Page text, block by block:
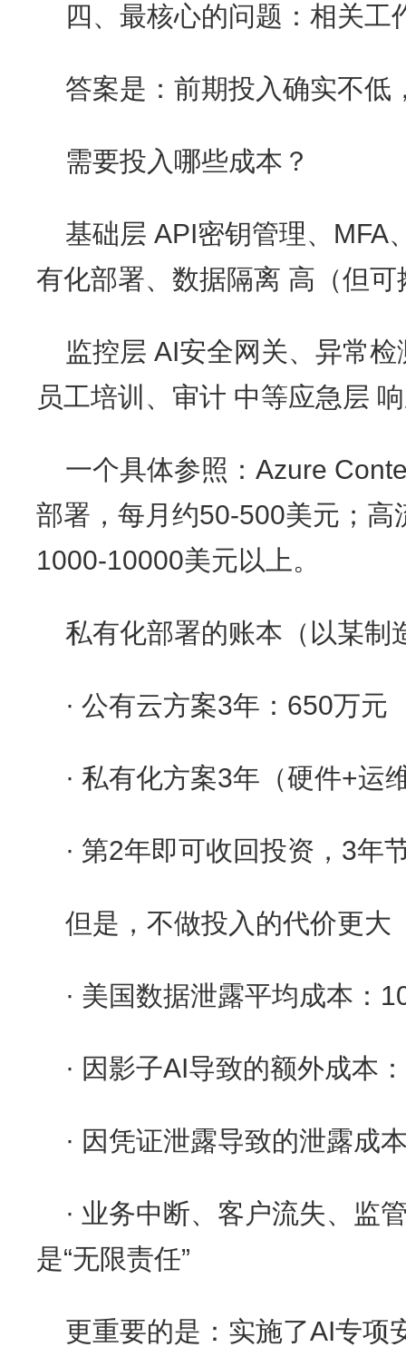
四、最核心的问题：相关工
答案是：前期投入确实不低
需要投入哪些成本？
基础层 API密钥管理、MFA
有化部署、数据隔离 高（但可
监控层 AI安全网关、异常
员工培训、审计 中等应急层
一个具体参照：Azure
部署，每月约50-500美元；高
1000-10000美元以上。
私有化部署的账本（以某制
· 公有云方案3年：650万元
· 私有化方案3年（硬件+运
· 第2年即可收回投资，3年
但是，不做投入的代价更大
· 美国数据泄露平均成本：
· 因影子AI导致的额外成本
· 因凭证泄露导致的泄露成
· 业务中断、客户流失、
是“无限责任”
更重要的是：实施了AI专项